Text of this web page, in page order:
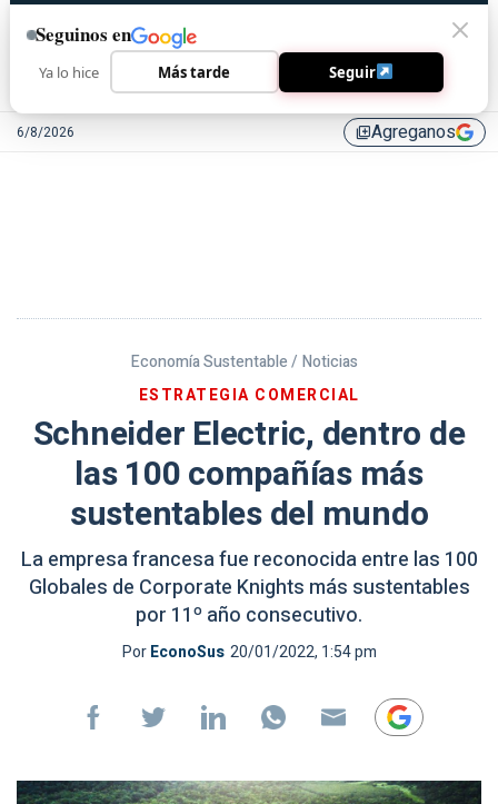
6/8/2026 library_addAgreganos
Economía Sustentable / Noticias
ESTRATEGIA COMERCIAL
Schneider Electric, dentro de
las 100 compañías más
sustentables del mundo
La empresa francesa fue reconocida entre las 100
Globales de Corporate Knights más sustentables
por 11º año consecutivo.
PorEconoSus 20/01/2022, 1:54 pm
Seguinos en
Ya lo hice Más tarde Seguir